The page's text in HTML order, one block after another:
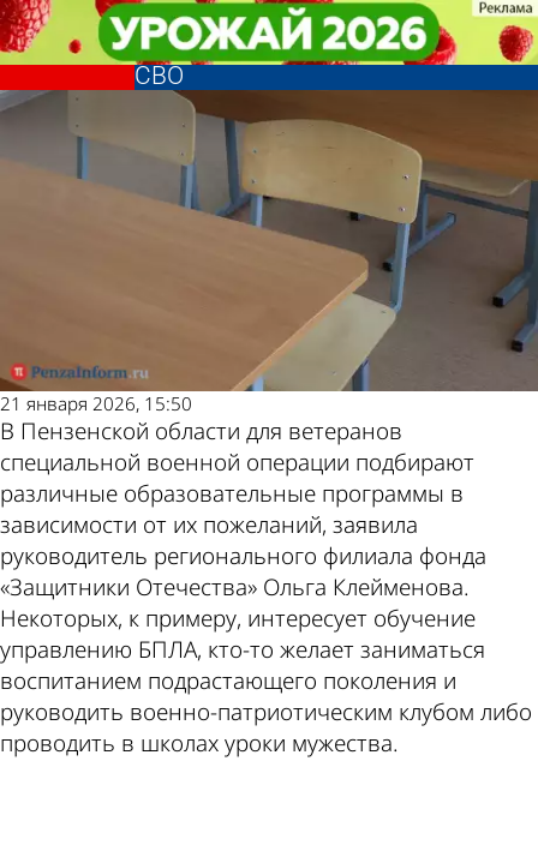
В Пензенской области изменили
подход к обучению ветеранов
СВО
Общество
21 января 2026, 15:50
В Пензенской области для ветеранов
специальной военной операции подбирают
различные образовательные программы в
зависимости от их пожеланий, заявила
руководитель регионального филиала фонда
«Защитники Отечества» Ольга Клейменова.
Некоторых, к примеру, интересует обучение
управлению БПЛА, кто-то желает заниматься
воспитанием подрастающего поколения и
руководить военно-патриотическим клубом либо
проводить в школах уроки мужества.
В Пензенской области изменили
подход к обучению ветеранов
СВО
Общество
Другие новости
по теме
Погода и курсы
валют в Пензе